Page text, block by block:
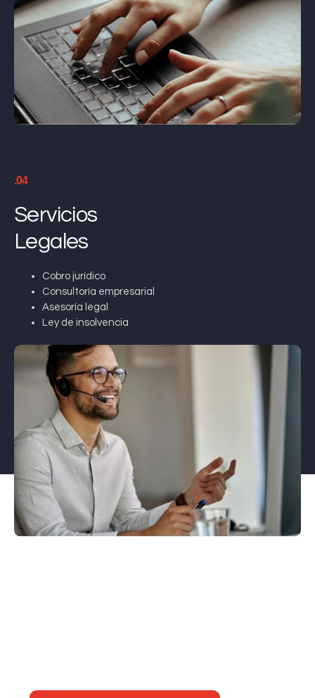
.04
Servicios
Legales
Cobro jurídico
Consultoría empresarial
Asesoría legal
Ley de insolvencia